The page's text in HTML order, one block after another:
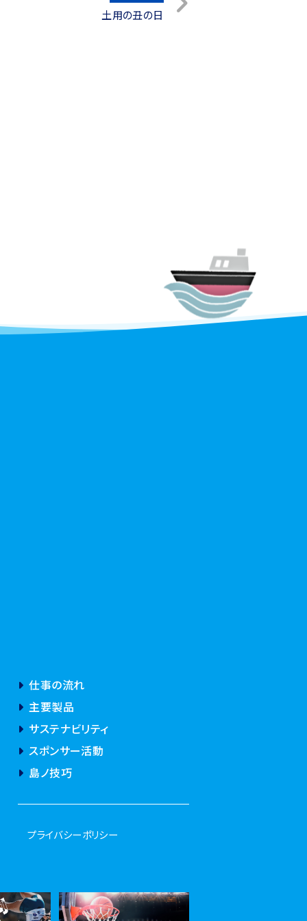
土用の丑の日
仕事の流れ
主要製品
サステナビリティ
スポンサー活動
島ノ技巧
プライバシーポリシー